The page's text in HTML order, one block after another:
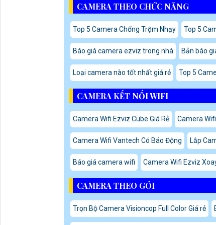
CAMERA THEO CHỨC NĂNG
Top 5 Camera Chống Trộm Nhạy Top 5
Báo giá camera ezviz trong nhà Bản báo
Loại camera nào tốt nhất giá rẻ Top 5
CAMERA KẾT NỐI WIFI
Camera Wifi Ezviz Cube Giá Rẻ Camera
Camera Wifi Vantech Có Báo Động Lắp
Báo giá camera wifi Camera Wifi Ezviz
CAMERA THEO GÓI
Trọn Bộ Camera Visioncop Full Color Giá rẻ